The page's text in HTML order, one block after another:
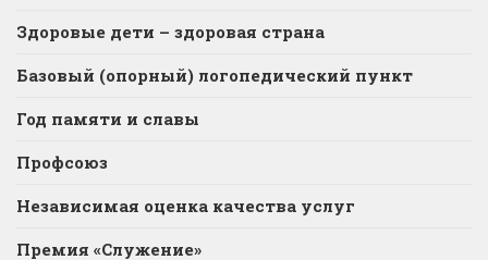
Здоровые дети – здоровая страна
Базовый (опорный) логопедический пункт
Год памяти и славы
Профсоюз
Независимая оценка качества услуг
Премия «Служение»